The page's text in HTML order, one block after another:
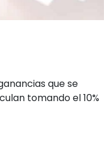
que se
tomando el 10%